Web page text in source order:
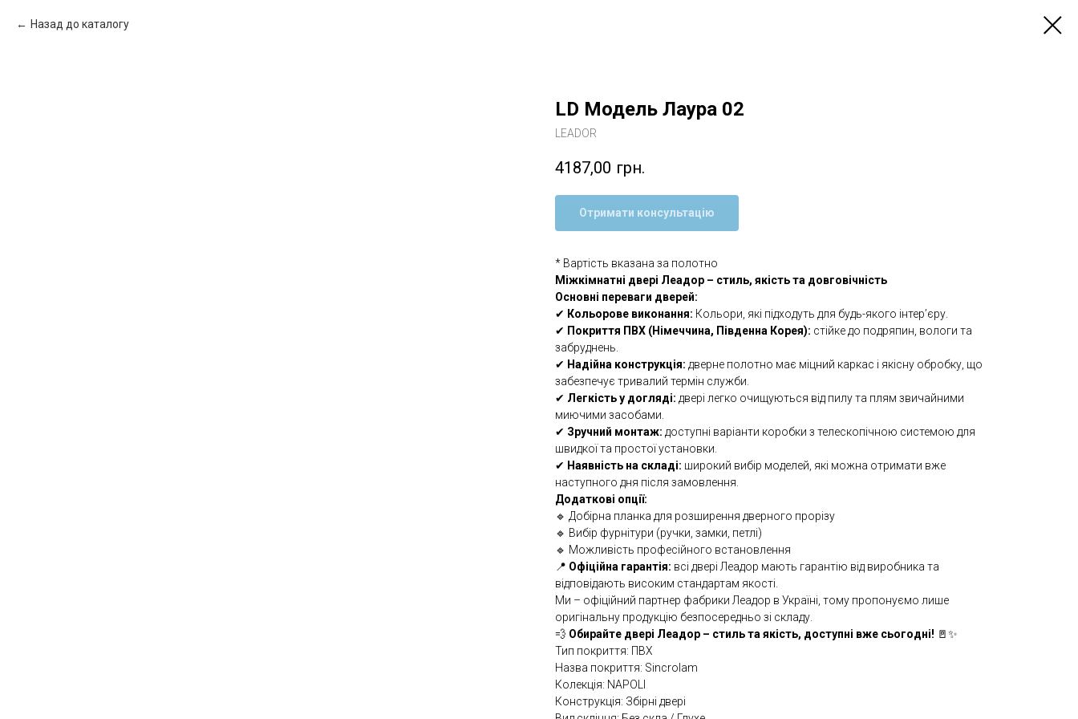
Назад до каталогу
LD Модель Лаура 02
LEADOR
4187,00 грн.
Отримати консультацію
* Вартість вказана за полотно
Міжкімнатні двері Леадор – стиль, якість та довговічність
Основні переваги дверей:
✔ Кольорове виконання: Кольори, які підходуть для будь-якого інтер’єру.
✔ Покриття ПВХ (Німеччина, Південна Корея): стійке до подряпин, вологи та
забруднень.
✔ Надійна конструкція: дверне полотно має міцний каркас і якісну обробку, що
забезпечує тривалий термін служби.
✔ Легкість у догляді: двері легко очищуються від пилу та плям звичайними
миючими засобами.
✔ Зручний монтаж: доступні варіанти коробки з телескопічною системою для
швидкої та простої установки.
✔ Наявність на складі: широкий вибір моделей, які можна отримати вже
наступного дня після замовлення.
Додаткові опції:
🔹 Добірна планка для розширення дверного прорізу
🔹 Вибір фурнітури (ручки, замки, петлі)
🔹 Можливість професійного встановлення
📍 Офіційна гарантія: всі двері Леадор мають гарантію від виробника та
відповідають високим стандартам якості.
Ми – офіційний партнер фабрики Леадор в Україні, тому пропонуємо лише
оригінальну продукцію безпосередньо зі складу.
💨 Обирайте двері Леадор – стиль та якість, доступні вже сьогодні! 🚪✨
Тип покриття: ПВХ
Назва покриття: Sincrolam
Колекція: NAPOLI
Конструкція: Збірні двері